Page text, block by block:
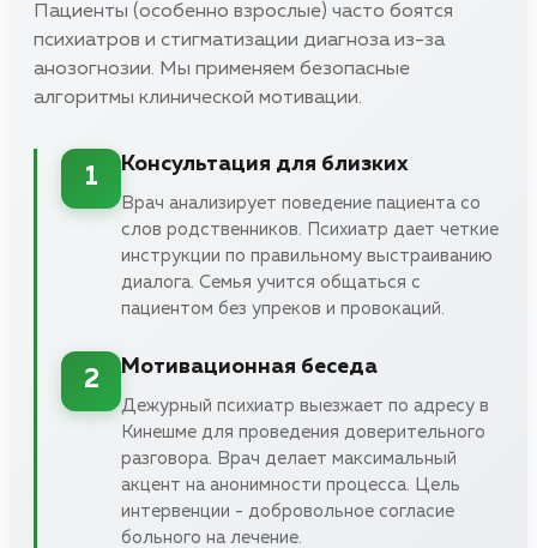
Пациенты (особенно взрослые) часто боятся
психиатров и стигматизации диагноза из-за
анозогнозии. Мы применяем безопасные
алгоритмы клинической мотивации.
1
Консультация для близких
Врач анализирует поведение пациента со
слов родственников. Психиатр дает четкие
инструкции по правильному выстраиванию
диалога. Семья учится общаться с
пациентом без упреков и провокаций.
2
Мотивационная беседа
Дежурный психиатр выезжает по адресу в
Кинешме для проведения доверительного
разговора. Врач делает максимальный
акцент на анонимности процесса. Цель
интервенции - добровольное согласие
больного на лечение.